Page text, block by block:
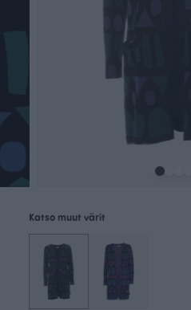
Katso muut värit